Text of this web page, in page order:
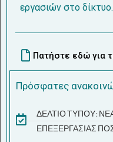
εργασιών στο δίκτυο.
Πατήστε εδώ για
Πρόσφατες
ΔΕΛΤΙΟ ΤΥΠΟΥ:
ΕΠΕΞΕΡΓΑΣΙΑΣ